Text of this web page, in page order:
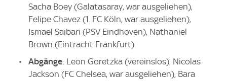
Sacha Boey (Galatasaray, war ausgeliehen),
Felipe Chavez (1. FC Köln, war ausgeliehen),
Ismael Saibari (PSV Eindhoven), Nathaniel
Brown (Eintracht Frankfurt)
Abgänge: Leon Goretzka (vereinslos), Nicolas
Jackson (FC Chelsea, war ausgeliehen), Bara